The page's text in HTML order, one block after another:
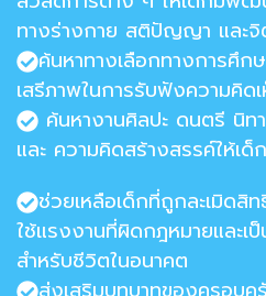
ทางร่างกาย สติปัญญา และจิ
ค้นหาทางเลือกทางการศึก
เสรีภาพในการรับฟังความคิด
ค้นหางานศิลปะ ดนตรี นิท
และ ความคิดสร้างสรรค์ให้เด็
ช่วยเหลือเด็กที่ถูกละเมิด
ใช้แรงงานที่ผิดกฎหมายและเ
สำหรับชีวิตในอนาคต